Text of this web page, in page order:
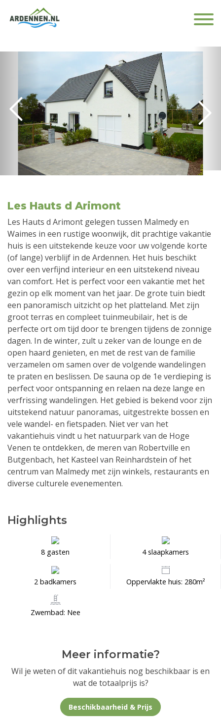
Les Hauts d Arimont
Les Hauts d Arimont gelegen tussen Malmedy en
Waimes in een rustige woonwijk, dit prachtige vakantie
huis is een uitstekende keuze voor uw volgende korte
(of lange) verblijf in de Ardennen. Het huis beschikt
over een verfijnd interieur en een uitstekend niveau
van comfort. Het is perfect voor een vakantie met het
gezin op elk moment van het jaar. De grote tuin biedt
een panoramisch uitzicht op het platteland. Met zijn
groot terras en compleet tuinmeubilair, het is de
perfecte ort om tijd door te brengen tijdens de zonnige
dagen. In de winter, zult u zeker van de lounge en de
open haard genieten, en met de rest van de familie
verzamelen om samen over de volgende wandelingen
te praten en beslissen. De sauna op de 1e verdieping is
perfect voor ontspanning en relaen na deze lange en
verfrissing wandelingen. Het gebied is bekend voor zijn
uitstekend natuur panoramas, uitgestrekte bossen en
vele wandel- en fietspaden. Niet ver van het
vakantiehuis vindt u het natuurpark van de Hoge
Venen te ontdekken, de meren van Robertville en
Butgenbach, het Kasteel van Reinhardstein of het
centrum van Malmedy met zijn winkels, restaurants en
diverse culturele evenementen.
Highlights
8 gasten 4 slaapkamers
2 badkamers Oppervlakte huis: 280m²
Zwembad: Nee
Meer informatie?
Wil je weten of dit vakantiehuis nog beschikbaar is en
wat de totaalprijs is?
Beschikbaarheid & Prijs